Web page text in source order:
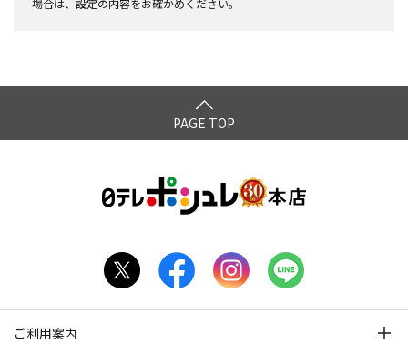
場合は、設定の内容をお確かめください。
PAGE TOP
ご利用案内